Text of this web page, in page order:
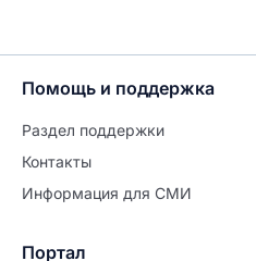
Помощь и поддержка
Раздел поддержки
Контакты
Информация для СМИ
Портал